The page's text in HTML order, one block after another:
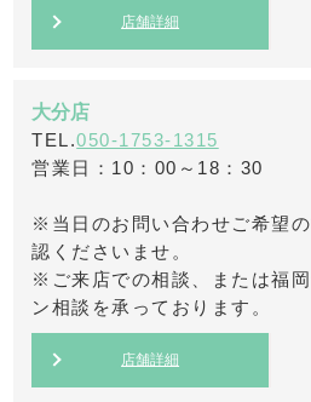
店舗詳細
大分店
TEL.050-1753-1315
営業日：10：00～18：30
※当日のお問い合わせご希望
認くださいませ。
※ご来店での相談、または福
ン相談を承っております。
店舗詳細